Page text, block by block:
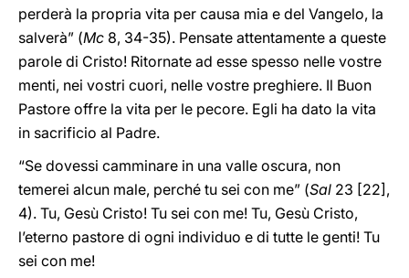
perderà la propria vita per causa mia e del Vangelo, la
salverà” (Mc 8, 34-35). Pensate attentamente a queste
parole di Cristo! Ritornate ad esse spesso nelle vostre
menti, nei vostri cuori, nelle vostre preghiere. Il Buon
Pastore offre la vita per le pecore. Egli ha dato la vita
in sacrificio al Padre.
“Se dovessi camminare in una valle oscura, non
temerei alcun male, perché tu sei con me” (Sal 23 [22],
4). Tu, Gesù Cristo! Tu sei con me! Tu, Gesù Cristo,
l’eterno pastore di ogni individuo e di tutte le genti! Tu
sei con me!